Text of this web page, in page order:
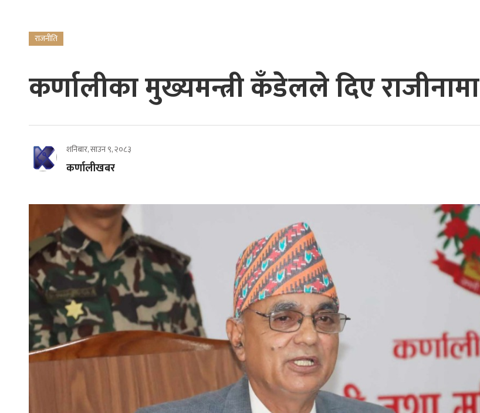
राजनीति
कर्णालीका मुख्यमन्त्री कँडेलले दिए राजीनामा
शनिबार, साउन ९, २०८३
कर्णालीखबर